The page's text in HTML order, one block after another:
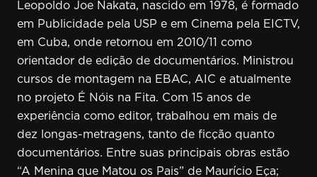
Leopoldo Joe Nakata, nascido em 1978, é formado
em Publicidade pela USP e em Cinema pela EICTV,
em Cuba, onde retornou em 2010/11 como
orientador de edição de documentários. Ministrou
cursos de montagem na EBAC, AIC e atualmente
no projeto É Nóis na Fita. Com 15 anos de
experiência como editor, trabalhou em mais de
dez longas-metragens, tanto de ficção quanto
documentários. Entre suas principais obras estão
“A Menina que Matou os Pais” de Maurício Eça;